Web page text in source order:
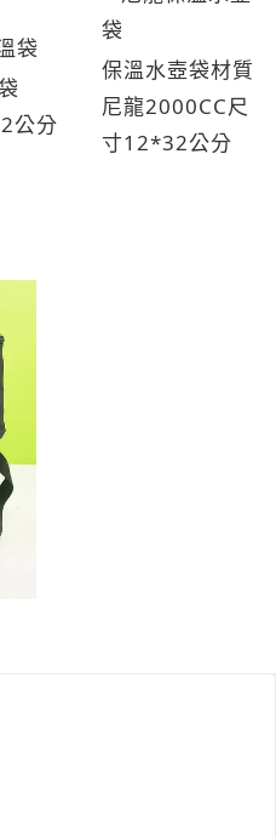
公分
保溫水壺袋材質
尼龍2000CC尺
寸12*32公分